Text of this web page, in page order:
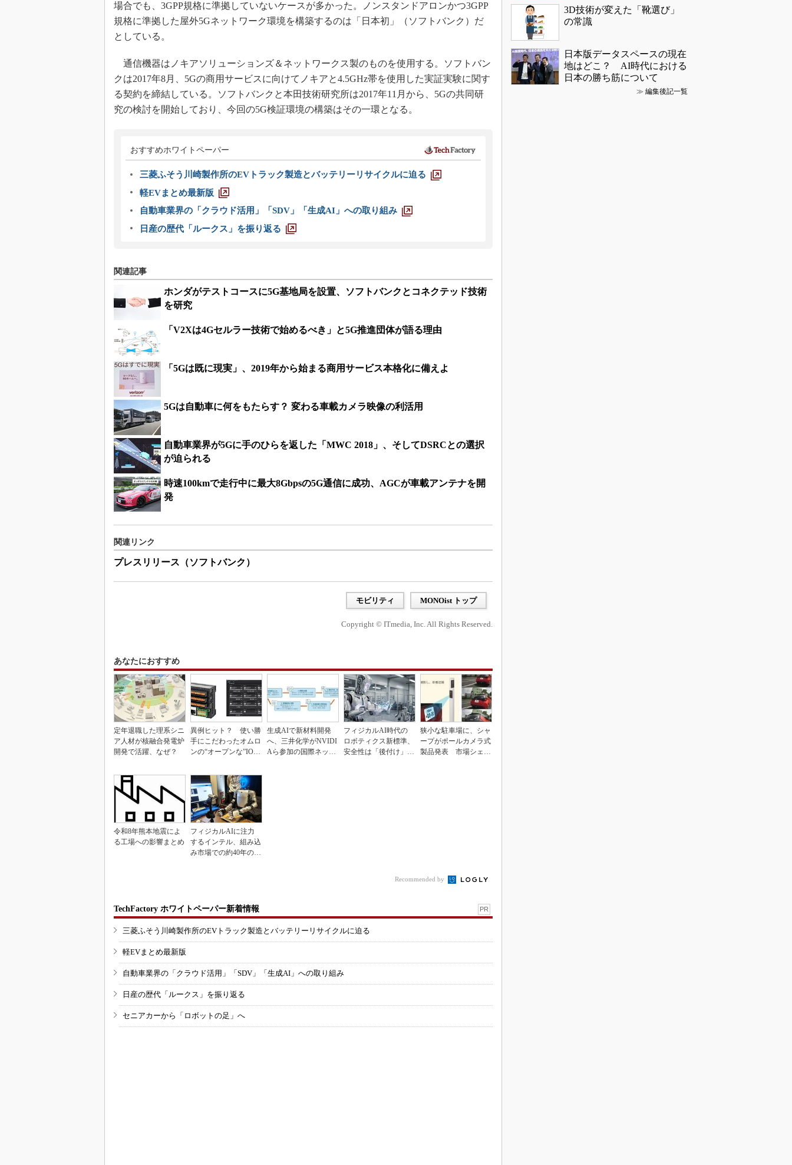
場合でも、3GPP規格に準拠していないケースが多かった。ノンスタンドアロンかつ3GPP
規格に準拠した屋外5Gネットワーク環境を構築するのは「日本初」（ソフトバンク）だ
としている。
通信機器はノキアソリューションズ＆ネットワークス製のものを使用する。ソフトバン
クは2017年8月、5Gの商用サービスに向けてノキアと4.5GHz帯を使用した実証実験に関す
る契約を締結している。ソフトバンクと本田技術研究所は2017年11月から、5Gの共同研
究の検討を開始しており、今回の5G検証環境の構築はその一環となる。
おすすめホワイトペーパー
三菱ふそう川崎製作所のEVトラック製造とバッテリーリサイクルに迫る
軽EVまとめ最新版
自動車業界の「クラウド活用」「SDV」「生成AI」への取り組み
日産の歴代「ルークス」を振り返る
関連記事
ホンダがテストコースに5G基地局を設置、ソフトバンクとコネクテッド技術
を研究
「V2Xは4Gセルラー技術で始めるべき」と5G推進団体が語る理由
「5Gは既に現実」、2019年から始まる商用サービス本格化に備えよ
5Gは自動車に何をもたらす？ 変わる車載カメラ映像の利活用
自動車業界が5Gに手のひらを返した「MWC 2018」、そしてDSRCとの選択
が迫られる
時速100kmで走行中に最大8Gbpsの5G通信に成功、AGCが車載アンテナを開
発
関連リンク
プレスリリース（ソフトバンク）
モビリティ MONOist トップ
Copyright © ITmedia, Inc. All Rights Reserved.
あなたにおすすめ
定年退職した理系シニ
ア人材が核融合発電炉
開発で活躍、なぜ？
異例ヒット？ 使い勝
手にこだわったオムロ
ンの“オープンな”IO-L
生成AIで新材料開発
へ、三井化学がNVIDI
Aら参加の国際ネット
フィジカルAI時代の
ロボティクス新標準、
安全性は「後付け」で
狭小な駐車場に、シャ
ープがポールカメラ式
製品発表 市場シェア
令和8年熊本地震によ
る工場への影響まとめ
フィジカルAIに注力
するインテル、組み込
み市場での約40年の実
Recommended by
TechFactory ホワイトペーパー新着情報 PR
三菱ふそう川崎製作所のEVトラック製造とバッテリーリサイクルに迫る
軽EVまとめ最新版
自動車業界の「クラウド活用」「SDV」「生成AI」への取り組み
日産の歴代「ルークス」を振り返る
セニアカーから「ロボットの足」へ
3D技術が変えた「靴選び」
の常識
日本版データスペースの現在
地はどこ？ AI時代における
日本の勝ち筋について
≫ 編集後記一覧